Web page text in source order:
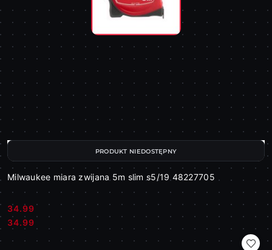
Milwaukee miara zwijana 5m slim s5/19 48227705
Cena:
34.99
Cena:
34.99
PRODUKT NIEDOSTĘPNY